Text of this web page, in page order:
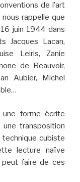
de l’art
rappelle que
juin 1944 dans
Jacques Lacan,
Leiris, Zanie
de Beauvoir,
Aubier, Michel
une forme écrite
transposition
technique cubiste
lecture naïve
peut faire de ces